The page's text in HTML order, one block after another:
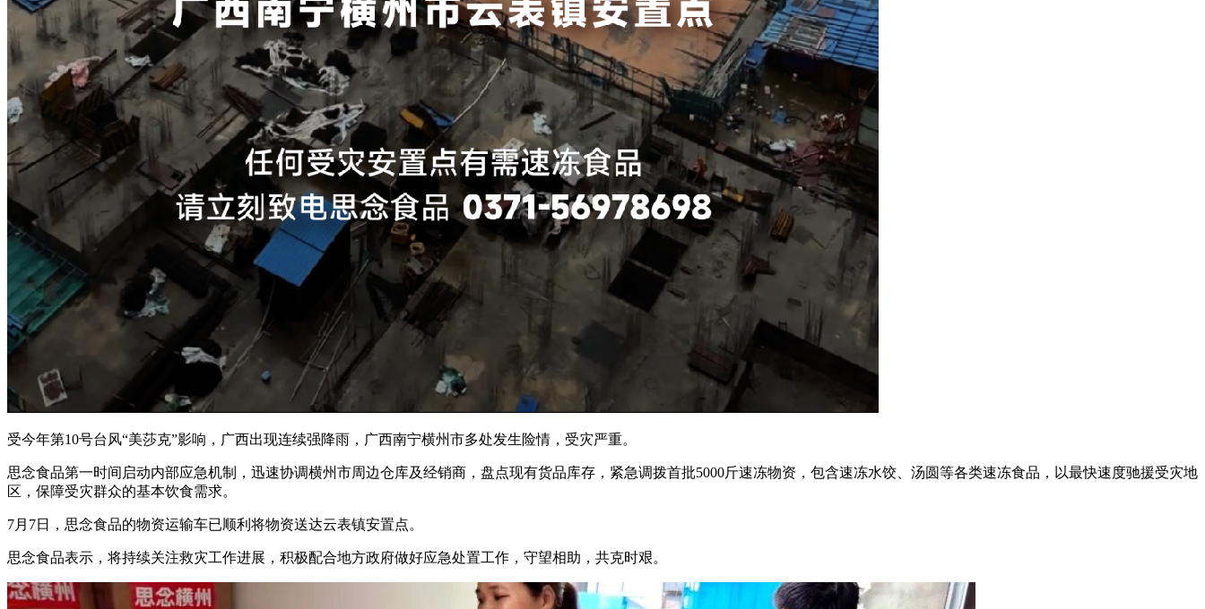
受今年第10号台风“美莎克”影响，广西出现连续强降雨，广西南宁横州市多处发生险情，受灾严重。
思念食品第一时间启动内部应急机制，迅速协调横州市周边仓库及经销商，盘点现有货品库存，紧急调拨首批5000斤速冻物资，包含速冻水饺、汤圆等各类速冻食品，以最快速度驰援受灾地
区，保障受灾群众的基本饮食需求。
7月7日，思念食品的物资运输车已顺利将物资送达云表镇安置点。
思念食品表示，将持续关注救灾工作进展，积极配合地方政府做好应急处置工作，守望相助，共克时艰。